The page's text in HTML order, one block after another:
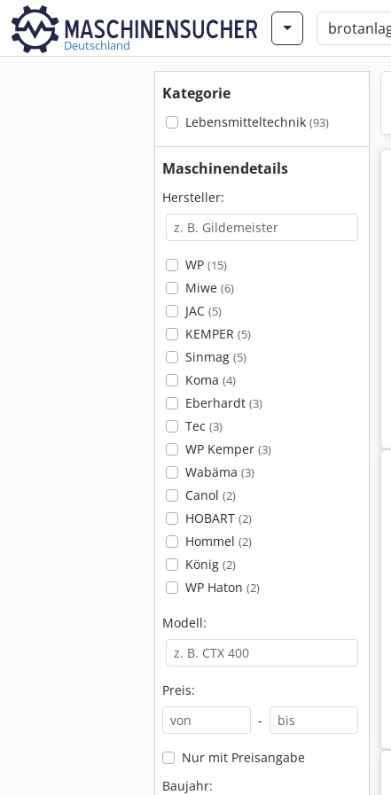
Deutschland
Kategorie
Lebensmitteltechnik (93)
Maschinendetails
Hersteller:
WP (15)
Miwe (6)
JAC (5)
KEMPER (5)
Sinmag (5)
Koma (4)
Eberhardt (3)
Tec (3)
WP Kemper (3)
Wabäma (3)
Canol (2)
HOBART (2)
Hommel (2)
König (2)
WP Haton (2)
Modell:
Preis:
-
Nur mit Preisangabe
Baujahr: